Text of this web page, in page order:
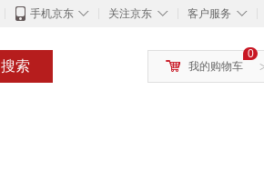
◇
手机京东 ◇
关注京东 ◇
客户服务
搜索
0
我的购物车